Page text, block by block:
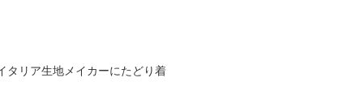
タリア生地メイカーにたどり着